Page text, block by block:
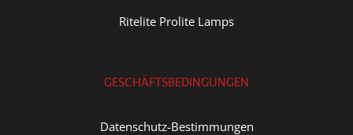
Ritelite Prolite Lamps
GESCHÄFTSBEDINGUNGEN
Datenschutz-Bestimmungen